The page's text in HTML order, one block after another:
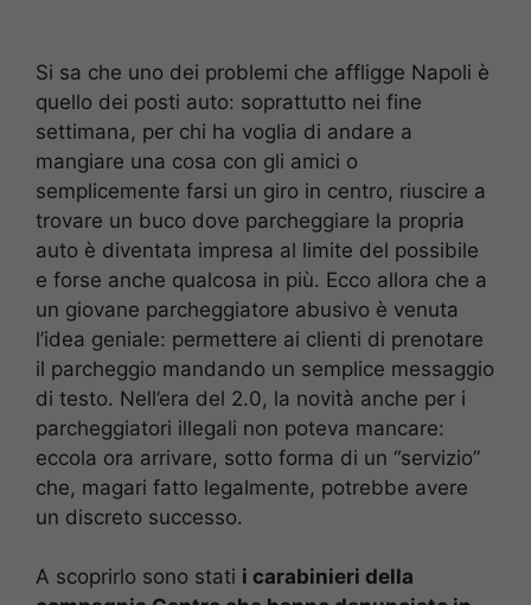
Si sa che uno dei problemi che affligge Napoli è
quello dei posti auto: soprattutto nei fine
settimana, per chi ha voglia di andare a
mangiare una cosa con gli amici o
semplicemente farsi un giro in centro, riuscire a
trovare un buco dove parcheggiare la propria
auto è diventata impresa al limite del possibile
e forse anche qualcosa in più. Ecco allora che a
un giovane parcheggiatore abusivo è venuta
l’idea geniale: permettere ai clienti di prenotare
il parcheggio mandando un semplice messaggio
di testo. Nell’era del 2.0, la novità anche per i
parcheggiatori illegali non poteva mancare:
eccola ora arrivare, sotto forma di un “servizio”
che, magari fatto legalmente, potrebbe avere
un discreto successo.
A scoprirlo sono stati i carabinieri della